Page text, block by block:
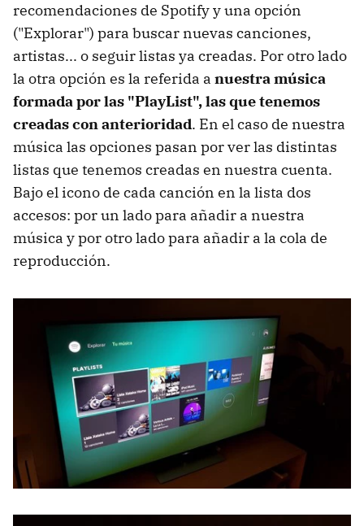
recomendaciones de Spotify y una opción
("Explorar") para buscar nuevas canciones,
artistas... o seguir listas ya creadas. Por otro lado
la otra opción es la referida a nuestra música
formada por las "PlayList", las que tenemos
creadas con anterioridad. En el caso de nuestra
música las opciones pasan por ver las distintas
listas que tenemos creadas en nuestra cuenta.
Bajo el icono de cada canción en la lista dos
accesos: por un lado para añadir a nuestra
música y por otro lado para añadir a la cola de
reproducción.